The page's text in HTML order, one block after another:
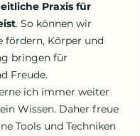
Praxis für
. So können wir
fördern, Körper und
bringen für
Freude.
ich immer weiter
Wissen. Daher freue
Tools und Techniken